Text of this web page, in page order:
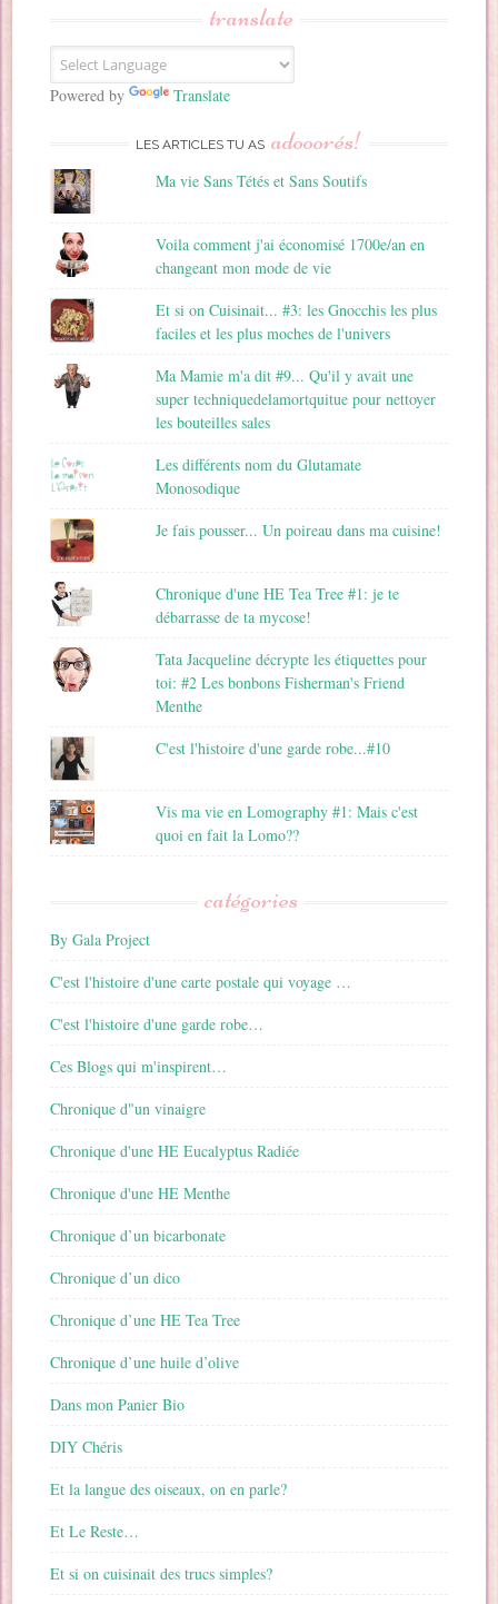
E
m
a
translate
Powered by Translate
LES ARTICLES TU AS adooorés!
Ma vie Sans Tétés et Sans Soutifs
Voila comment j'ai économisé 1700e/an en
changeant mon mode de vie
Et si on Cuisinait... #3: les Gnocchis les plus
faciles et les plus moches de l'univers
Ma Mamie m'a dit #9... Qu'il y avait une
super techniquedelamortquitue pour nettoyer
les bouteilles sales
Les différents nom du Glutamate
Monosodique
Je fais pousser... Un poireau dans ma cuisine!
Chronique d'une HE Tea Tree #1: je te
débarrasse de ta mycose!
Tata Jacqueline décrypte les étiquettes pour
toi: #2 Les bonbons Fisherman's Friend
Menthe
C'est l'histoire d'une garde robe...#10
Vis ma vie en Lomography #1: Mais c'est
quoi en fait la Lomo??
catégories
By Gala Project
C'est l'histoire d'une carte postale qui voyage …
C'est l'histoire d'une garde robe…
Ces Blogs qui m'inspirent…
Chronique d"un vinaigre
Chronique d'une HE Eucalyptus Radiée
Chronique d'une HE Menthe
Chronique d’un bicarbonate
Chronique d’un dico
Chronique d’une HE Tea Tree
Chronique d’une huile d’olive
Dans mon Panier Bio
DIY Chéris
Et la langue des oiseaux, on en parle?
Et Le Reste…
Et si on cuisinait des trucs simples?